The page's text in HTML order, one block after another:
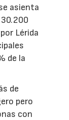
asienta
Lérida
de la
de
pero
con